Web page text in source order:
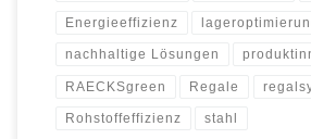
Energieeffizienz
nachhaltige Lösungen
RAECKSgreen Regale
Rohstoffeffizienz stahl